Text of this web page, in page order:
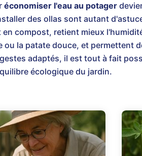
économiser l'eau au potager
des ollas sont autant
compost, retient mieux
ou la patate douce, et permettent
adaptés, il est tout à fait
écologique du jardin.